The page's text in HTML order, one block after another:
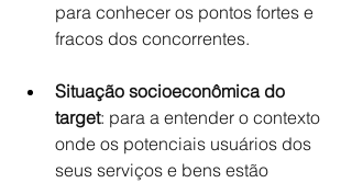
para conhecer os pontos fortes e
fracos dos concorrentes.
Situação socioeconômica do
target: para a entender o contexto
onde os potenciais usuários dos
seus serviços e bens estão